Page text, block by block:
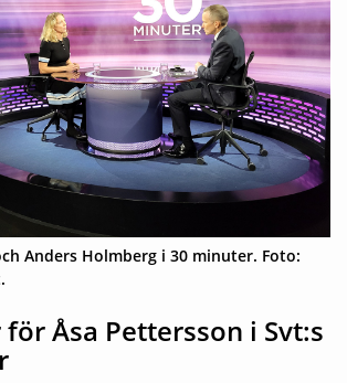
Anders Holmberg i 30 minuter. Foto:
Åsa Pettersson i Svt:s